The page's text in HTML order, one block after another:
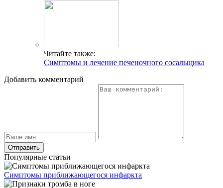
Читайте также:
Симптомы и лечение печеночного сосальщика
Добавить комментарий
Популярные статьи
Симптомы приближающегося инфаркта